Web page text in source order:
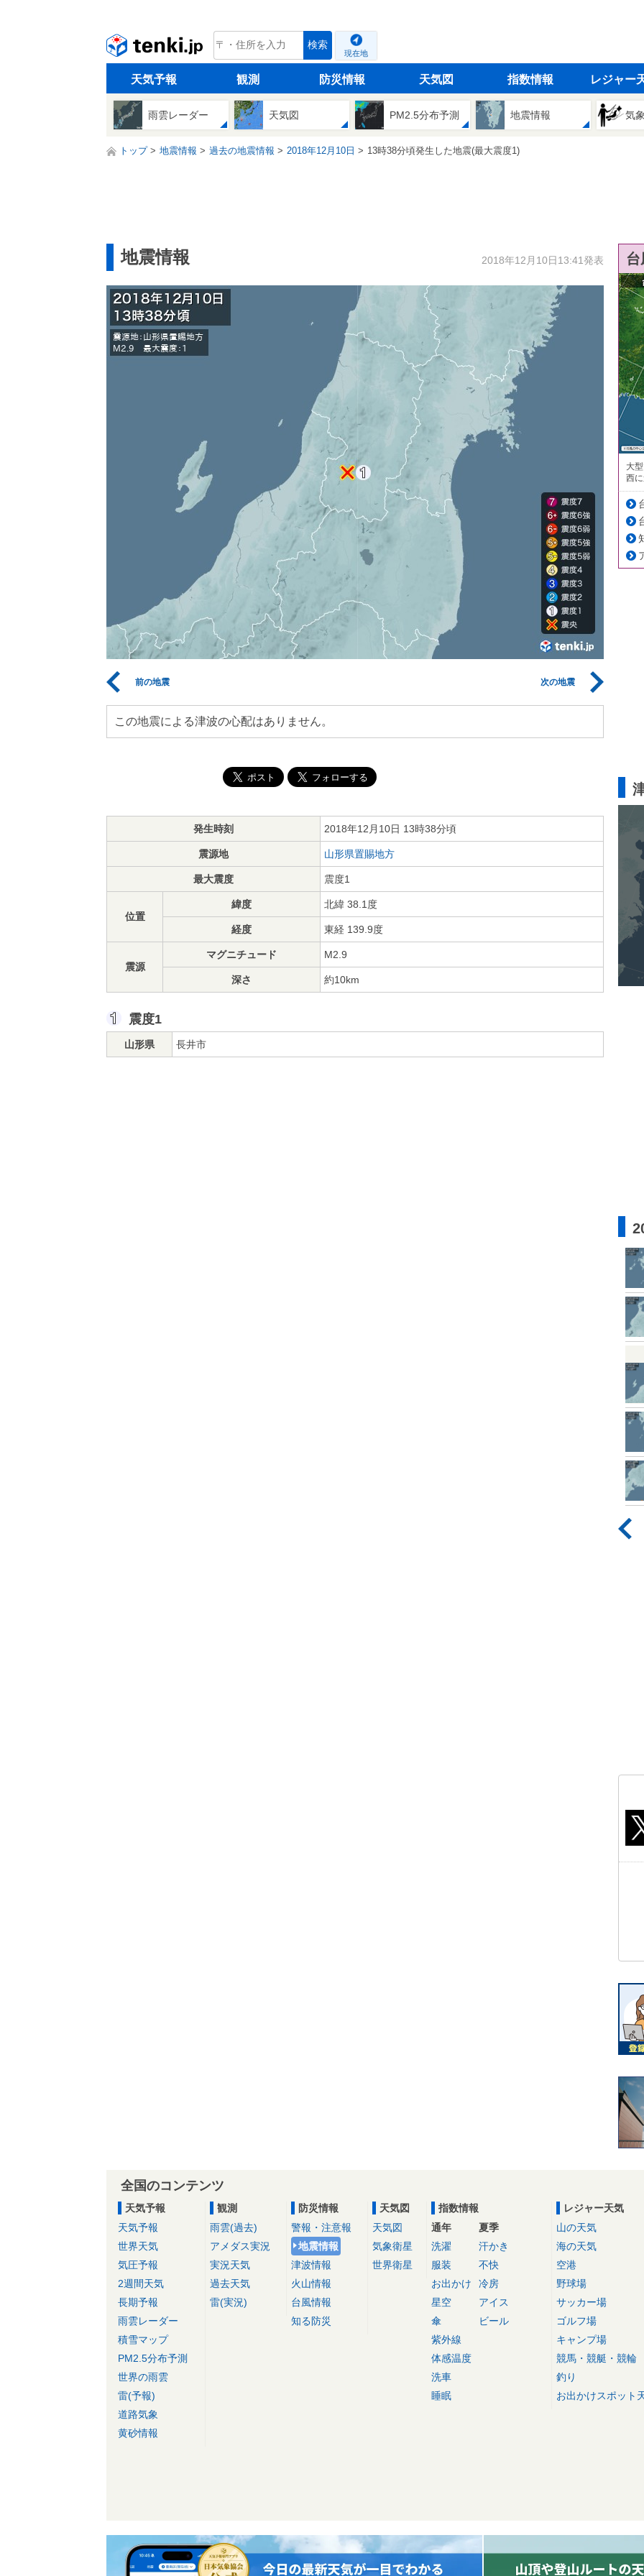
tenki.jp 検索
現在地
天気予報 観測 防災情報 天気図 指数情報 レジャー
雨雲レーダー 天気図 PM2.5分布予測 地震情報 気
トップ 地震情報 過去の地震情報 2018年12月10日 13時38分頃発生した地震(最大震度1)
地震情報 2018年12月10日13:41発表
前の地震 次の地震
この地震による津波の心配はありません。
発生時刻 2018年12月10日 13時38分頃
震源地 山形県置賜地方
最大震度 震度1
位置
緯度 北緯 38.1度
経度 東経 139.9度
震源
マグニチュード M2.9
深さ 約10km
震度1
山形県 長井市
大
西
全国のコンテンツ
天気予報
天気予報
世界天気
気圧予報
2週間天気
長期予報
雨雲レーダー
積雪マップ
PM2.5分布予測
世界の雨雲
雷(予報)
道路気象
黄砂情報
観測
雨雲(過去)
アメダス実況
実況天気
過去天気
雷(実況)
防災情報
警報・注意報
地震情報
津波情報
火山情報
台風情報
知る防災
天気図
天気図
気象衛星
世界衛星
指数情報
通年
洗濯
服装
お出かけ
星空
傘
紫外線
体感温度
洗車
睡眠
夏季
汗かき
不快
冷房
アイス
ビール
レジャー天気
山の天気
海の天気
空港
野球場
サッカー場
ゴルフ場
キャンプ場
競馬・競艇・競輪
釣り
お出かけスポット